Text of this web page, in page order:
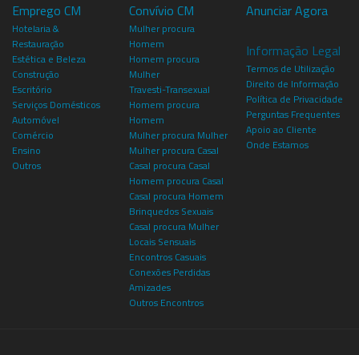
Emprego CM
Hotelaria &
Restauração
Estética e Beleza
Construção
Escritório
Serviços Domésticos
Automóvel
Comércio
Ensino
Outros
Convívio CM
Mulher procura
Homem
Homem procura
Mulher
Travesti-Transexual
Homem procura
Homem
Mulher procura Mulher
Mulher procura Casal
Casal procura Casal
Homem procura Casal
Casal procura Homem
Brinquedos Sexuais
Casal procura Mulher
Locais Sensuais
Encontros Casuais
Conexões Perdidas
Amizades
Outros Encontros
Anunciar Agora
Informação Legal
Termos de Utilização
Direito de Informação
Política de Privacidade
Perguntas Frequentes
Apoio ao Cliente
Onde Estamos